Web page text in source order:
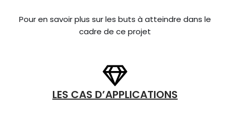
Pour en savoir plus sur les buts à atteindre dans le
cadre de ce projet
LES CAS D’APPLICATIONS